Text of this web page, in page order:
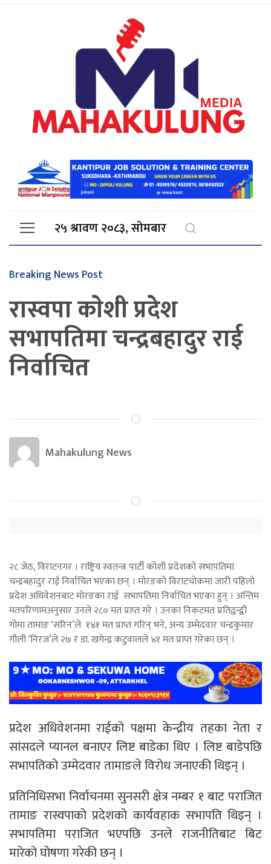
२५ श्रावण २०८३, सोमबार
Breaking News Post
रास्वपा काेशी प्रदेश
सभापतिमा चन्द्रबहादुर राई
निर्वाचित
Mahakulung News
२८ जेठ, विराटनगर । राष्ट्रिय स्वतन्त्र पार्टी कोशी प्रदेशको सभापतिमा
चन्द्रबहादुर राई निर्वाचित भएका छन् । मोरङको विराटचोकमा जारी पहिलो
प्रदेश अधिवेशनबाट मोरङका राई सभापतिमा निर्वाचित भएका हुन् । अन्तिम
मतपरिणामअनुसार उनले २८० मत प्राप्त गरे । उनका निकटमत प्रतिद्वन्द्वी
गोमा तामाङ ‘सरिन’ले १४१ मत प्राप्त गरिन् भने, अन्य उम्मेदवार चन्द्रकुमार
गौली ‘निरज’ले २७ र डा. खगेन्द्र कटुवालले ४१ मत प्राप्त गरेका छन् ।
प्रदेश अधिवेशनमा राईको पक्षमा केन्द्रीय तहका नेता र
सांसदले प्यानल बनाएर लिष्ट बाडेका थिए । लिष्ट बाडेपछि
सभापतिको उम्मेदवार तामाङले विरोध जनाएकी थिइन् ।
प्रतिनिधिसभा निर्वाचनमा सुनसरी क्षेत्र नम्बर १ बाट पराजित
तामाङ रास्वपाको प्रदेशको कार्यवहाक सभापति थिइन् ।
सभापतिमा पराजित भएपछि उनले राजनीतिबाट बिट
मारेको घोषणा गरेकी छन् ।